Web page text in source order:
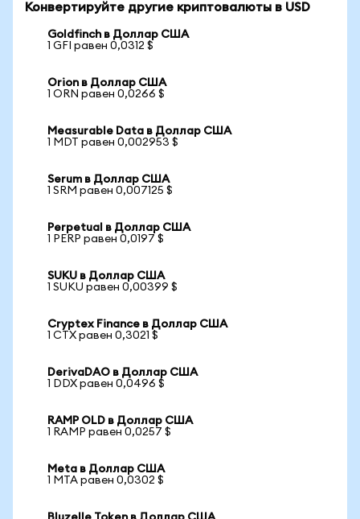
Конвертируйте другие криптовалюты в USD
Goldfinch в Доллар США
1 GFI равен 0,0312 $
Orion в Доллар США
1 ORN равен 0,0266 $
Measurable Data в Доллар США
1 MDT равен 0,002953 $
Serum в Доллар США
1 SRM равен 0,007125 $
Perpetual в Доллар США
1 PERP равен 0,0197 $
SUKU в Доллар США
1 SUKU равен 0,00399 $
Cryptex Finance в Доллар США
1 CTX равен 0,3021 $
DerivaDAO в Доллар США
1 DDX равен 0,0496 $
RAMP OLD в Доллар США
1 RAMP равен 0,0257 $
Meta в Доллар США
1 MTA равен 0,0302 $